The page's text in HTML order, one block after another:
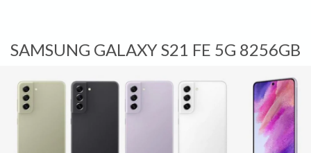
SAMSUNG GALAXY S21 FE 5G 8256GB